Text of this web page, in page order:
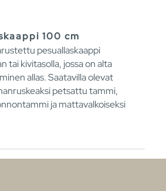
100 cm
pesuallaskaappi
tai kivitasolla, jossa on alta
allas. Saatavilla olevat
petsattu tammi,
ja mattavalkoiseksi